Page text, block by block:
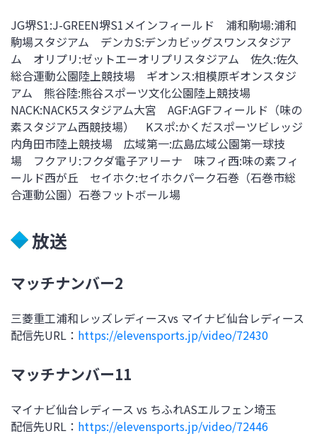
JG堺S1:J-GREEN堺S1メインフィールド 浦和駒場:浦和
駒場スタジアム デンカS:デンカビッグスワンスタジア
ム オリプリ:ゼットエーオリプリスタジアム 佐久:佐久
総合運動公園陸上競技場 ギオンス:相模原ギオンスタジ
アム 熊谷陸:熊谷スポーツ文化公園陸上競技場
NACK:NACK5スタジアム大宮 AGF:AGFフィールド（味の
素スタジアム西競技場） Kスポ:かくだスポーツビレッジ
内角田市陸上競技場 広域第一:広島広域公園第一球技
場 フクアリ:フクダ電子アリーナ 味フィ西:味の素フィ
ールド西が丘 セイホク:セイホクパーク石巻（石巻市総
合運動公園）石巻フットボール場
放送
マッチナンバー2
三菱重工浦和レッズレディースvs マイナビ仙台レディース
配信先URL： https://elevensports.jp/video/72430
マッチナンバー11
マイナビ仙台レディース vs ちふれASエルフェン埼玉
配信先URL： https://elevensports.jp/video/72446